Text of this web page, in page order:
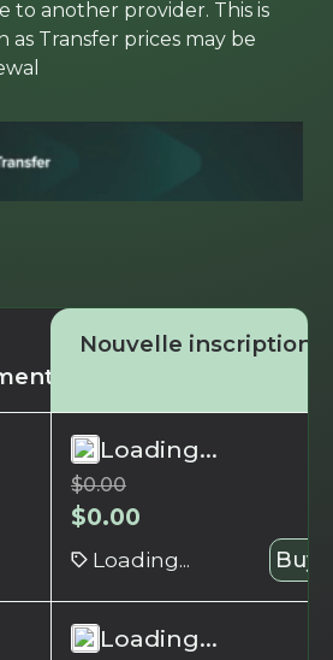
to another provider. This is
Transfer prices may be
Nouvelle inscription
Loading...
$0.00
$0.00
Loading... Buy
Loading...